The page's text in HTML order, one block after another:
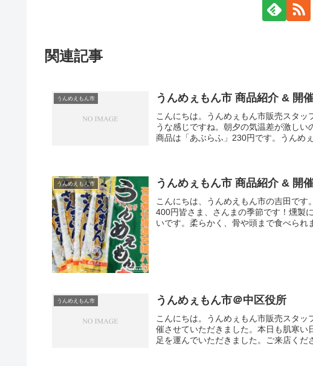
関連記事
うんめえもん市 うんめぇもん市 商品紹介 & 開
こんにちは。うんめぇもん市販売スタッ
うな感じですね。朝夕の気温差が激し
商品は「あぶらふ」230円です。うんめ
うんめえもん市 うんめぇもん市 商品紹介 & 開
こんにちは、うんめえもん市の吉田で
400円皆さま、さんまの季節です！燻製
いです。柔らかく、骨や頭まで食べられ
うんめえもん市 うんめぇもん市＠中区役所
こんにちは。うんめぇもん市販売スタ
催させていただきました。本日も肌寒い
足を運んでいただきました。ご来店くだ